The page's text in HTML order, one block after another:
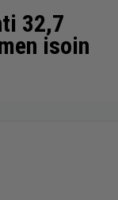
32,7
isoin